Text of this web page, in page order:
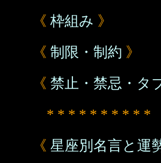
《 枠組み 》
《 制限・制約 》
《 禁止・禁忌・タ
* * * * * * * * * *
《 星座別名言と運